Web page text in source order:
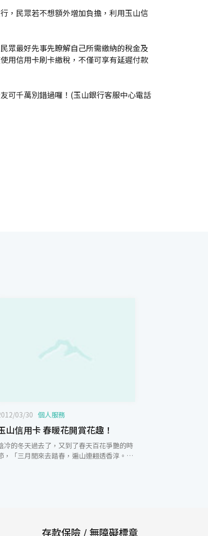
，民眾若不想額外增加負擔，利用玉山信
眾最好先事先瞭解自己所需繳納的稅金及
用信用卡刷卡繳稅，不僅可享有延遲付款
可千萬別錯過囉！(玉山銀行客服中心電話
03/30 個人服務
玉山信用卡 春暖花開賞花趣！
冷的冬天過去了，又到了春天百花爭艷的時
，「三月閒來去踏春，遍山連翹透香淳。桃
暖花開、鳥語花香的氣息中盡情享受。刷玉山
存款保險 / 無障礙標章